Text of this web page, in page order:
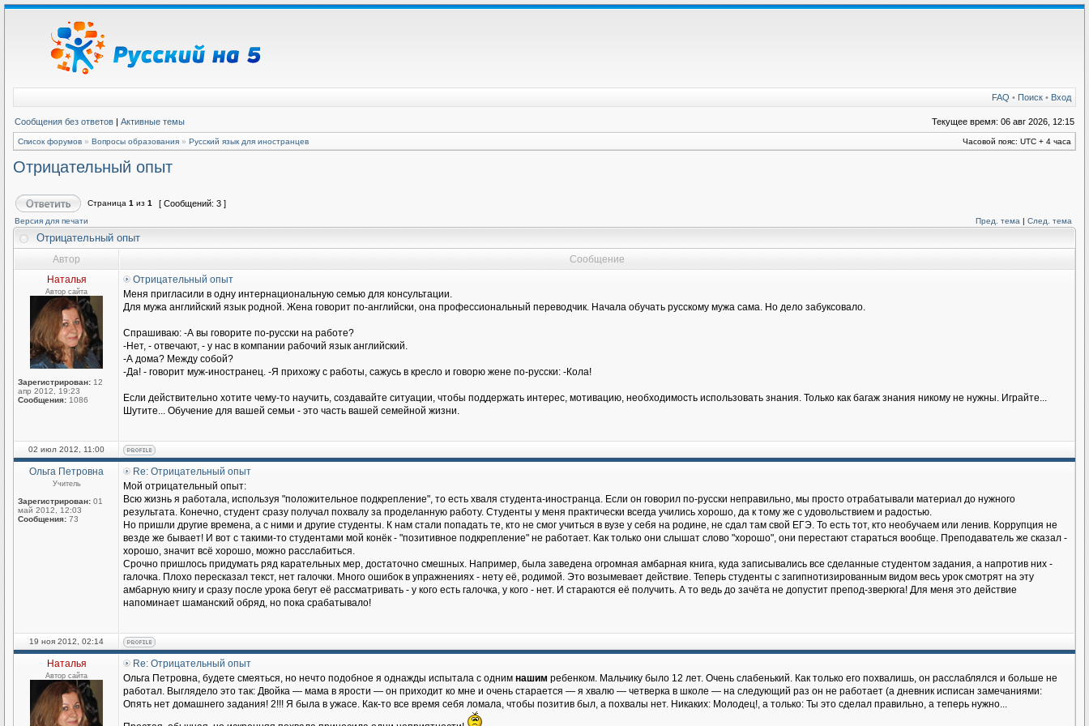
FAQ • Поиск • Вход
Сообщения без ответов | Активные темы Текущее время: 06 авг 2026, 12:15
Список форумов » Вопросы образования » Русский язык для иностранцев Часовой пояс: UTC + 4 часа
Отрицательный опыт
Страница 1 из 1 [ Сообщений: 3 ]
Версия для печати Пред. тема | След. тема
Отрицательный опыт
Автор
Сообщение
Наталья
Автор сайта
Зарегистрирован: 12
апр 2012, 19:23
Сообщения: 1086
Отрицательный опыт
Меня пригласили в одну интернациональную семью для консультации.
Для мужа английский язык родной. Жена говорит по-английски, она профессиональный переводчик. Начала обучать русскому мужа сама. Но дело забуксовало.
Спрашиваю: -А вы говорите по-русски на работе?
-Нет, - отвечают, - у нас в компании рабочий язык английский.
-А дома? Между собой?
-Да! - говорит муж-иностранец. -Я прихожу с работы, сажусь в кресло и говорю жене по-русски: -Кола!
Если действительно хотите чему-то научить, создавайте ситуации, чтобы поддержать интерес, мотивацию, необходимость использовать знания. Только как багаж знания никому не нужны. Играйте...
Шутите... Обучение для вашей семьи - это часть вашей семейной жизни.
02 июл 2012, 11:00
Ольга Петровна
Учитель
Зарегистрирован: 01
май 2012, 12:03
Сообщения: 73
Re: Отрицательный опыт
Мой отрицательный опыт:
Всю жизнь я работала, используя "положительное подкрепление", то есть хваля студента-иностранца. Если он говорил по-русски неправильно, мы просто отрабатывали материал до нужного
результата. Конечно, студент сразу получал похвалу за проделанную работу. Студенты у меня практически всегда учились хорошо, да к тому же с удовольствием и радостью.
Но пришли другие времена, а с ними и другие студенты. К нам стали попадать те, кто не смог учиться в вузе у себя на родине, не сдал там свой ЕГЭ. То есть тот, кто необучаем или ленив. Коррупция не
везде же бывает! И вот с такими-то студентами мой конёк - "позитивное подкрепление" не работает. Как только они слышат слово "хорошо", они перестают стараться вообще. Преподаватель же сказал -
хорошо, значит всё хорошо, можно расслабиться.
Срочно пришлось придумать ряд карательных мер, достаточно смешных. Например, была заведена огромная амбарная книга, куда записывались все сделанные студентом задания, а напротив них -
галочка. Плохо пересказал текст, нет галочки. Много ошибок в упражнениях - нету её, родимой. Это возымевает действие. Теперь студенты с загипнотизированным видом весь урок смотрят на эту
амбарную книгу и сразу после урока бегут её рассматривать - у кого есть галочка, у кого - нет. И стараются её получить. А то ведь до зачёта не допустит препод-зверюга! Для меня это действие
напоминает шаманский обряд, но пока срабатывало!
19 ноя 2012, 02:14
Наталья
Автор сайта
Re: Отрицательный опыт
Ольга Петровна, будете смеяться, но нечто подобное я однажды испытала с одним нашим ребенком. Мальчику было 12 лет. Очень слабенький. Как только его похвалишь, он расслаблялся и больше не
работал. Выглядело это так: Двойка — мама в ярости — он приходит ко мне и очень старается — я хвалю — четверка в школе — на следующий раз он не работает (а дневник исписан замечаниями:
Опять нет домашнего задания! 2!!! Я была в ужасе. Как-то все время себя ломала, чтобы позитив был, а похвалы нет. Никаких: Молодец!, а только: Ты это сделал правильно, а теперь нужно...